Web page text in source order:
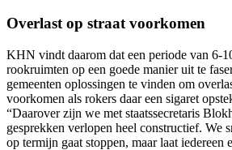
Overlast op straat voorkomen
KHN vindt daarom dat een periode van 6-
rookruimten op een goede manier uit te
gemeenten oplossingen te vinden om
voorkomen als rokers daar een sigaret
“Daarover zijn we met staatssecretaris
gesprekken verlopen heel constructief. We
op termijn gaat stoppen, maar laat iedereen